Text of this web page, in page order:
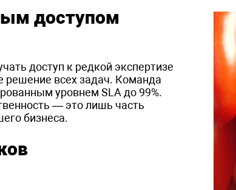
доступом
доступ к редкой экспертизе
решение всех задач. Команда
уровнем SLA до 99%.
— это лишь часть
бизнеса.